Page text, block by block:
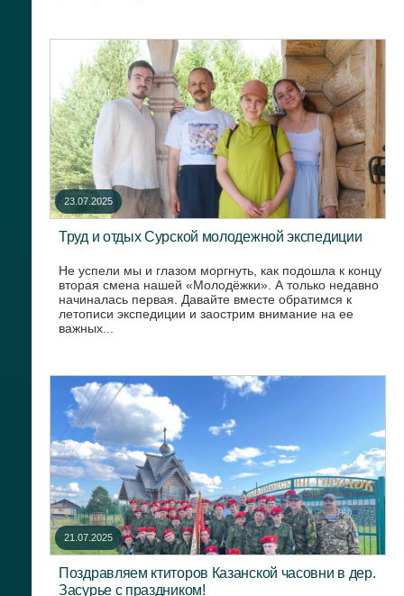
23.07.2025
Труд и отдых Сурской молодежной экспедиции
Не успели мы и глазом моргнуть, как подошла к концу
вторая смена нашей «Молодёжки». А только недавно
начиналась первая. Давайте вместе обратимся к
летописи экспедиции и заострим внимание на ее
важных...
21.07.2025
Поздравляем ктиторов Казанской часовни в дер.
Засурье с праздником!